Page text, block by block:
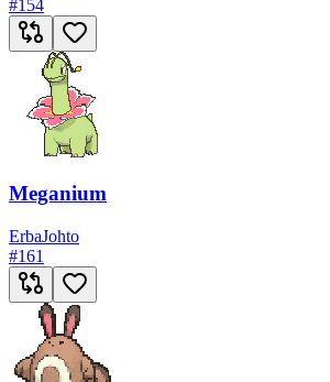
#154
Meganium
ErbaJohto
#161